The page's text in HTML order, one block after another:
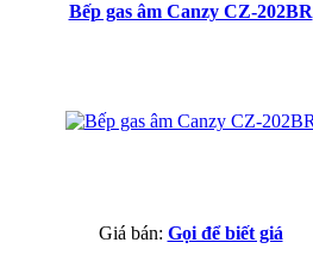
Bếp gas âm Canzy CZ-202BR
Giá bán: Gọi để biết giá